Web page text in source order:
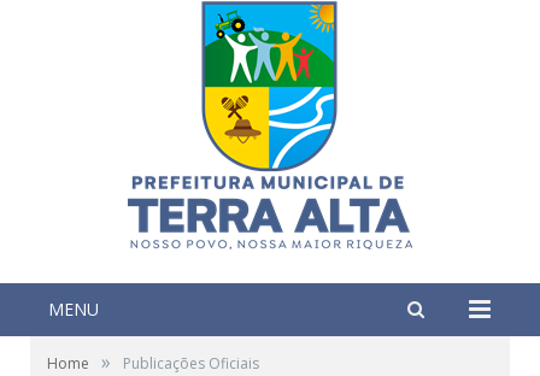
MENU
Home » Publicações Oficiais